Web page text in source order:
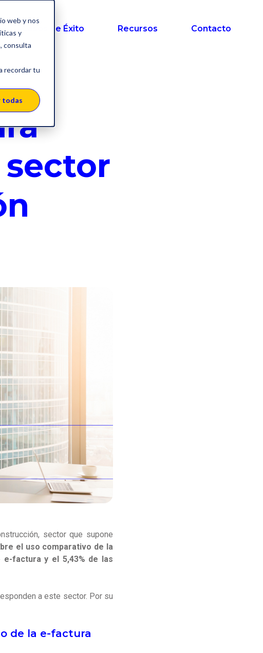
web y nos
y
consulta
recordar tu
todas
Casos de Éxito Recursos Contacto
sector que supone
el uso comparativo de la
e-factura y el 5,43% de las
a este sector. Por su
de la e-factura